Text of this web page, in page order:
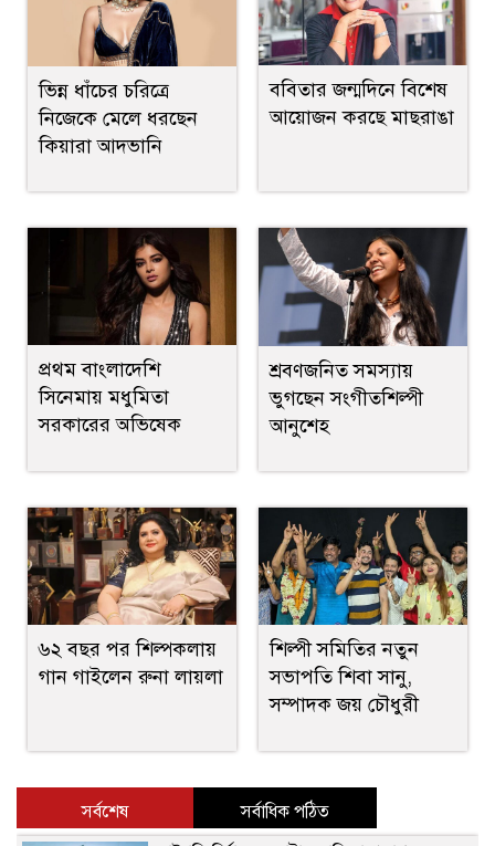
ভিন্ন ধাঁচের চরিত্রে
নিজেকে মেলে ধরছেন
কিয়ারা আদভানি
ববিতার জন্মদিনে বিশেষ
আয়োজন করছে মাছরাঙা
প্রথম বাংলাদেশি
সিনেমায় মধুমিতা
সরকারের অভিষেক
শ্রবণজনিত সমস্যায়
ভুগছেন সংগীতশিল্পী
আনুশেহ
৬২ বছর পর শিল্পকলায়
গান গাইলেন রুনা লায়লা
শিল্পী সমিতির নতুন
সভাপতি শিবা সানু,
সম্পাদক জয় চৌধুরী
সর্বশেষ
সর্বাধিক পঠিত